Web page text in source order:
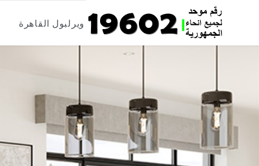
Skip
to
content
ويرلبول القاهرة